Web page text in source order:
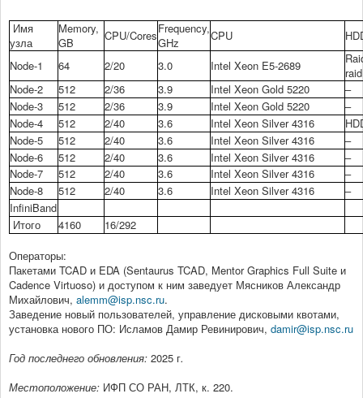
Кафедра
Кадровый состав
Руководитель
Публикации и патенты
Учебные пособия
Контакты и реквизиты
История
Отделения ЦКП
Имя
узла
Memory,
GB
CPU/CoresFrequency,
GHz
CPU
Node-1
64 2/20 3.0 Intel Xeon E5-2689
Node-2
512 2/36 3.9 Intel Xeon Gold 5220
–
Node-3
512 2/36 3.9 Intel Xeon Gold 5220
–
Node-4
512 2/40 3.6 Intel Xeon Silver 4316
Node-5
512 2/40 3.6 Intel Xeon Silver 4316
–
Node-6
512 2/40 3.6 Intel Xeon Silver 4316
–
Node-7
512 2/40 3.6 Intel Xeon Silver 4316
–
Node-8
512 2/40 3.6 Intel Xeon Silver 4316
–
InfiniBand
Итого
4160
16/292
Операторы:
Пакетами TCAD и EDA (Sentaurus TCAD, Mentor Graphics Full Suite и
Cadence Virtuoso) и доступом к ним заведует Мясников Александр
Михайлович, alemm@isp.nsc.ru.
Заведение новый пользователей, управление дисковыми квотами,
установка нового ПО: Исламов Дамир Ревинирович, damir@isp.nsc.ru
Год последнего обновления: 2025 г.
Местоположение: ИФП СО РАН, ЛТК, к. 220.